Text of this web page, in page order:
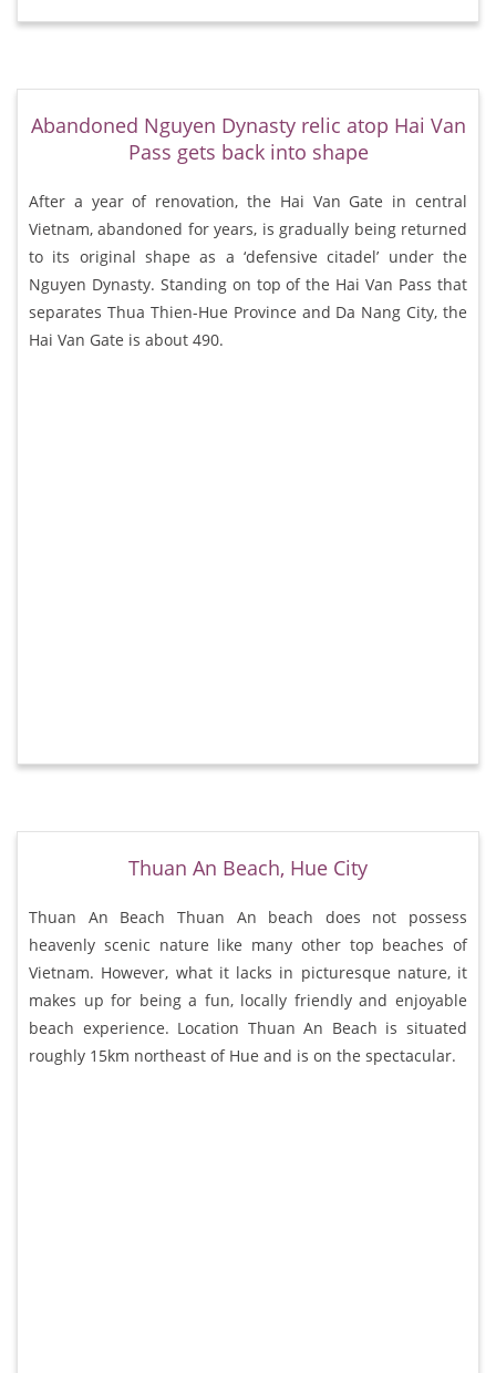
Abandoned Nguyen Dynasty relic atop Hai Van
Pass gets back into shape
After a year of renovation, the Hai Van Gate in central
Vietnam, abandoned for years, is gradually being returned
to its original shape as a ‘defensive citadel’ under the
Nguyen Dynasty. Standing on top of the Hai Van Pass that
separates Thua Thien-Hue Province and Da Nang City, the
Hai Van Gate is about 490.
Thuan An Beach, Hue City
Thuan An Beach Thuan An beach does not possess
heavenly scenic nature like many other top beaches of
Vietnam. However, what it lacks in picturesque nature, it
makes up for being a fun, locally friendly and enjoyable
beach experience. Location Thuan An Beach is situated
roughly 15km northeast of Hue and is on the spectacular.